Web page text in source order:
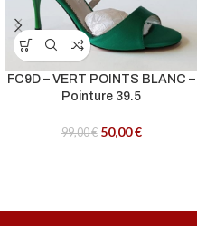
FC9D – VERT POINTS BLANC –
Pointure 39.5
99,00€ 50,00€